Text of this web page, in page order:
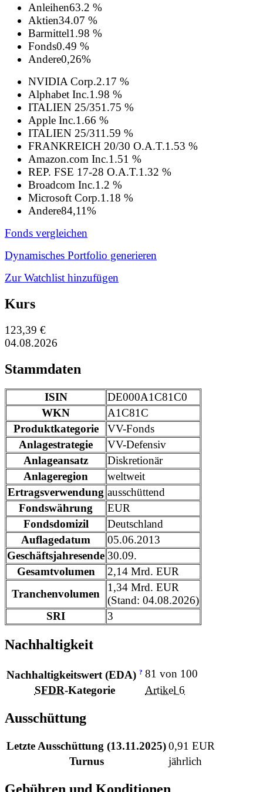
Anleihen63.2 %
Aktien34.07 %
Barmittel1.98 %
Fonds0.49 %
Andere0,26%
NVIDIA Corp.2.17 %
Alphabet Inc.1.98 %
ITALIEN 25/351.75 %
Apple Inc.1.66 %
ITALIEN 25/311.59 %
FRANKREICH 20/30 O.A.T.1.53 %
Amazon.com Inc.1.51 %
REP. FSE 17-28 O.A.T.1.32 %
Broadcom Inc.1.2 %
Microsoft Corp.1.18 %
Andere84,11%
Fonds vergleichen
Dynamisches Portfolio generieren
Zur Watchlist hinzufügen
Kurs
123,39 €
04.08.2026
Stammdaten
ISIN
DE000A1C81C0
WKN
A1C81C
Produktkategorie
VV-Fonds
Anlagestrategie
VV-Defensiv
Anlageansatz
Diskretionär
Anlageregion
weltweit
Ertragsverwendung ausschüttend
Fondswährung
EUR
Fondsdomizil
Deutschland
Auflagedatum
05.06.2013
Geschäftsjahresende 30.09.
Gesamtvolumen
2,14 Mrd. EUR
Tranchenvolumen
1,34 Mrd. EUR
(Stand: 04.08.2026)
SRI
3
Nachhaltigkeit
Nachhaltigkeitswert (EDA) ? 81 von 100
SFDR-Kategorie Artikel 6
Ausschüttung
Letzte Ausschüttung (13.11.2025)0,91 EUR
Turnus
jährlich